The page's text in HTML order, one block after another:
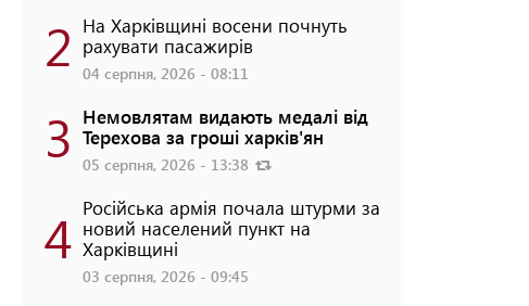
2 На Харківщині восени почнуть
рахувати пасажирів
04 серпня, 2026 - 08:11
3 Немовлятам видають медалі від
Терехова за гроші харків'ян
05 серпня, 2026 - 13:38
4 Російська армія почала штурми за
новий населений пункт на
Харківщині
03 серпня, 2026 - 09:45